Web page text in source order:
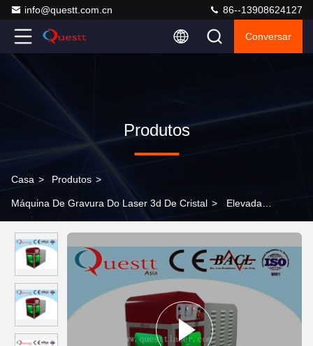
info@questt.com.cn 86--13908624127
Conversar
Produtos
Casa > Produtos >
Máquina De Gravura Do Laser 3d De Cristal > Elevada
Desktop com controle do PC